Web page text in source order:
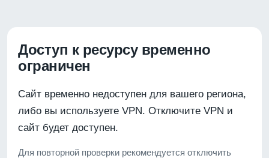
Доступ к ресурсу временно
ограничен
Сайт временно недоступен для вашего региона,
либо вы используете VPN. Отключите VPN и
сайт будет доступен.
Для повторной проверки рекомендуется отключить